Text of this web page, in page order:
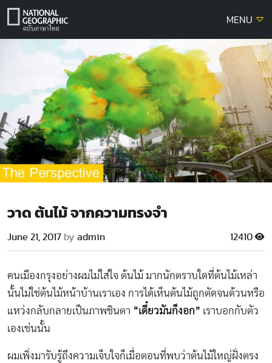
Skip
MENU
วาด ต้นไม้ จากความทรงจำ
June 21, 2017 by admin 12410
คนเมืองกรุงอย่างผมไม่ใส่ใจ ต้นไม้ มากนักตราบใดที่ต้นไม้เหล่า
นั้นไม่ใช่ต้นไม้หน้าบ้านเราเอง การได้เห็นต้นไม้ถูกตัดจนด้วนหรือ
แหว่งกลับกลายเป็นภาพชินตา “เดี๋ยวมันก็งอก” เราบอกกับตัว
เองเช่นนั้น
ผมเพิ่งมารับรู้ถึงความเจ็บใจก็เมื่อตอนที่พบว่าต้นไม้ใหญ่ฝั่งตรง